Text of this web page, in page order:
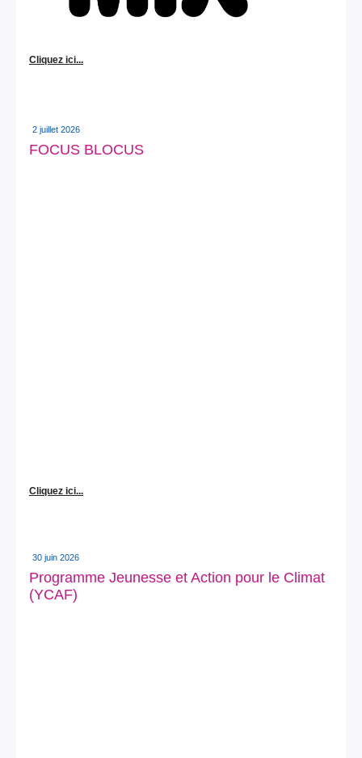
Cliquez ici...
2 juillet 2026
FOCUS BLOCUS
Cliquez ici...
30 juin 2026
Programme Jeunesse et Action pour le Climat
(YCAF)